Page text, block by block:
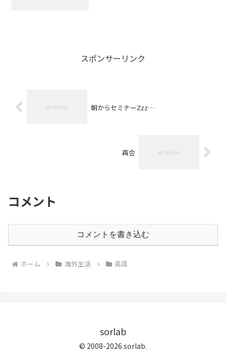
スポンサーリンク
朝からセミナーZzz…
再会
コメント
コメントを書き込む
ホーム 海外生活 英語
sorlab
© 2008-2026 sorlab.